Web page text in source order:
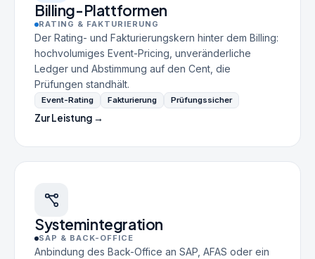
Billing-Plattformen
RATING & FAKTURIERUNG
Der Rating- und Fakturierungskern hinter dem Billing:
hochvolumiges Event-Pricing, unveränderliche
Ledger und Abstimmung auf den Cent, die
Prüfungen standhält.
Event-Rating Fakturierung Prüfungssicher
Zur Leistung →
Systemintegration
SAP & BACK-OFFICE
Anbindung des Back-Office an SAP, AFAS oder ein